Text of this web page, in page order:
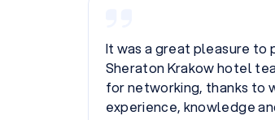
We once again wanted to
gratitude for the
remarkable hotel team
on our first visit – where